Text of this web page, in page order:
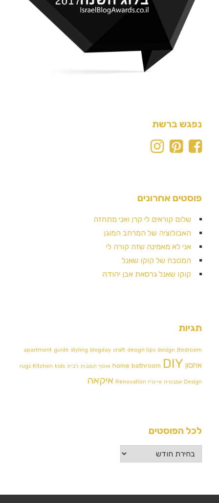
נפגש ברשת
פוסטים אחרונים
שלום קוראים לי קרן ואני מתחזה
האבולוציה של המרחב המוגן
אני לא מאמינה שזה קורה לי
המטבח של קוקו שאנל
קוקו שאנל גרסאת אבן יהודה
תגיות
apartment guide styling blogday craft design tips design Bedroom
אחסון home bathroom DIY אוסף תמונות לבית rugs Kitchen kids
Design אמבטיה אייטיז Renovation איקאה
לכל הפוסטים
לכל
הפוסטים